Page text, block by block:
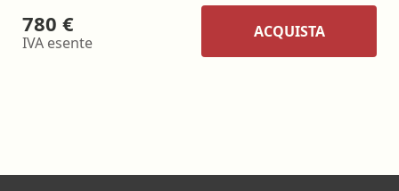
780 €
IVA esente
ACQUISTA